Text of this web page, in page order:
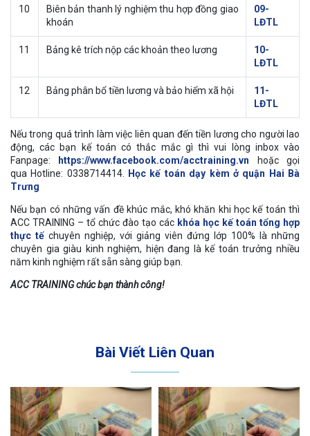
10
Biên bản thanh lý nghiệm thu hợp đồng giao
khoán
09-
LĐTL
11 Bảng kê trích nộp các khoản theo lương
10-
LĐTL
12 Bảng phân bổ tiền lương và bảo hiểm xã hội
11-
LĐTL
Nếu trong quá trình làm việc liên quan đến tiền lương cho người lao
động, các bạn kế toán có thắc mắc gì thì vui lòng inbox vào
Fanpage:
https://www.facebook.com/acctraining.vn hoặc gọi
qua Hotline: 0338714414.
Học kế toán dạy kèm ở quận Hai Bà
Trưng
Nếu bạn có những vấn đề khúc mắc, khó khăn khi học kế toán thì
ACC TRAINING – tổ chức đào tạo các khóa học kế toán tổng hợp
thực tế chuyên nghiệp, với giảng viên đứng lớp 100% là những
chuyên gia giàu kinh nghiệm, hiện đang là kế toán trưởng nhiều
năm kinh nghiệm rất sẵn sàng giúp bạn.
ACC TRAINING chúc bạn thành công!
Bài Viết Liên Quan